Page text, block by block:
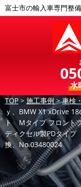
富士市の輸入車専門整
水
TOP > 施工事例>車検
ｙ、BMW X1 xDrive
ト Mタイプ フロント
ディクセル製PDタイ
換、No.03480024